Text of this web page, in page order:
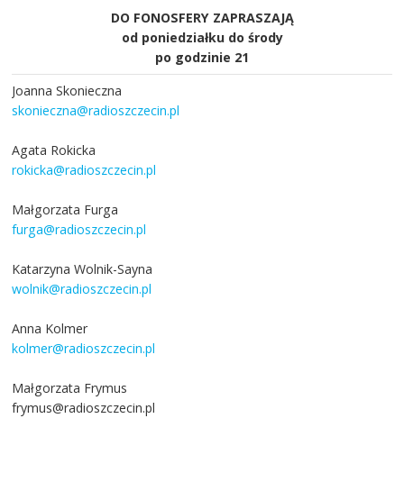
DO FONOSFERY ZAPRASZAJĄ
od poniedziałku do środy
po godzinie 21
Joanna Skonieczna
skonieczna@radioszczecin.pl
Agata Rokicka
rokicka@radioszczecin.pl
Małgorzata Furga
furga@radioszczecin.pl
Katarzyna Wolnik-Sayna
wolnik@radioszczecin.pl
Anna Kolmer
kolmer@radioszczecin.pl
Małgorzata Frymus
frymus@radioszczecin.pl